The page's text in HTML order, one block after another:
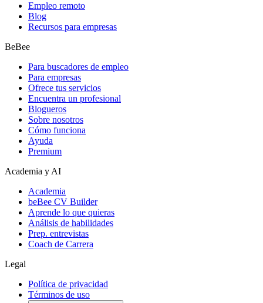
Empleo remoto
Blog
Recursos para empresas
BeBee
Para buscadores de empleo
Para empresas
Ofrece tus servicios
Encuentra un profesional
Blogueros
Sobre nosotros
Cómo funciona
Ayuda
Premium
Academia y AI
Academia
beBee CV Builder
Aprende lo que quieras
Análisis de habilidades
Prep. entrevistas
Coach de Carrera
Legal
Política de privacidad
Términos de uso